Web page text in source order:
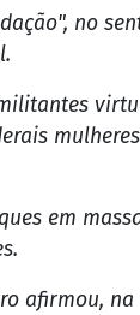
no
em
afirmou,